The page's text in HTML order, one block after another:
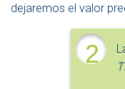
dejaremos el valor
2